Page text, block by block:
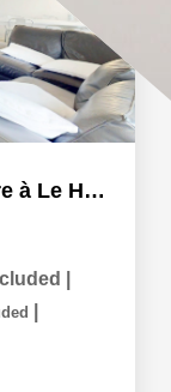
"WAYNE" Appartement à vendre à Le Havre, secteur plage....